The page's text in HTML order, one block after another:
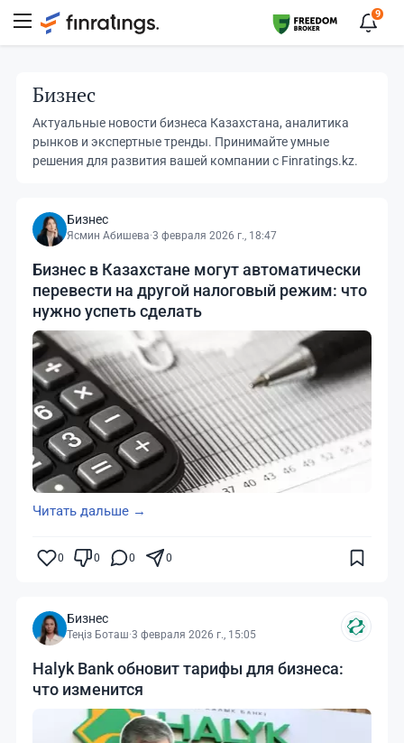
9
Бизнес
Актуальные новости бизнеса Казахстана, аналитика
рынков и экспертные тренды. Принимайте умные
решения для развития вашей компании с Finratings.kz.
Бизнес
Ясмин Абишева·3 февраля 2026 г., 18:47
Бизнес в Казахстане могут автоматически
перевести на другой налоговый режим: что
нужно успеть сделать
Читать дальше →
0 0 0 0
Бизнес
Теңіз Боташ·3 февраля 2026 г., 15:05
Halyk Bank обновит тарифы для бизнеса:
что изменится